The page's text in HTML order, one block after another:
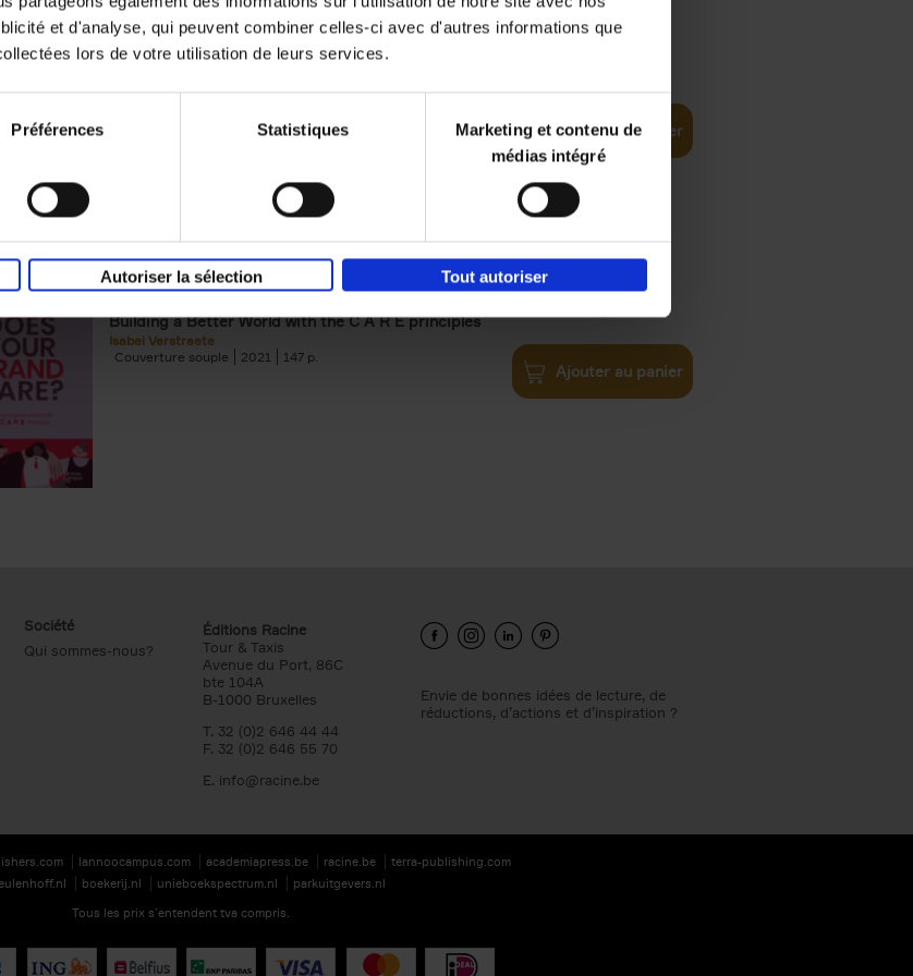
et d'analyse, qui peuvent combiner celles-ci avec d'autres informations que
lors de votre utilisation de leurs services.
Préférences Statistiques
Marketing et contenu de
médias intégré
Autoriser la sélection Tout autoriser
Building Bonds = Building Business
Ajouter au panier
Does Your Brand Care?
Building a Better World with the C A R E principles
Isabel Verstraete
Couverture souple
2021 147
€34,99
Ajouter au panier
Société
Qui sommes-nous?
Éditions Racine
Tour & Taxis
Avenue du Port, 86C
bte 104A
B-1000 Bruxelles
T. 32 (0)2 646 44 44
F. 32 (0)2 646 55 70
E. info@racine.be
Envie de bonnes idées de lecture, de
réductions, d’actions et d’inspiration ?
lannoocampus.com academiapress.be racine.be
terra-publishing.com
boekerij.nl unieboekspectrum.nl
parkuitgevers.nl
Tous les prix s’entendent tva compris.